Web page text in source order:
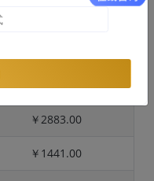
￥2016.00
￥2883.00
￥1441.00